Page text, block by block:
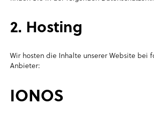
2. Hosting
Wir hosten die Inhalte unserer Website bei
Anbieter:
IONOS